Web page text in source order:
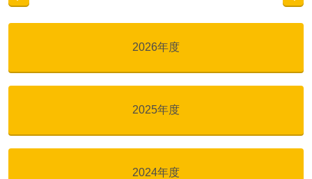
2026年度
2025年度
2024年度